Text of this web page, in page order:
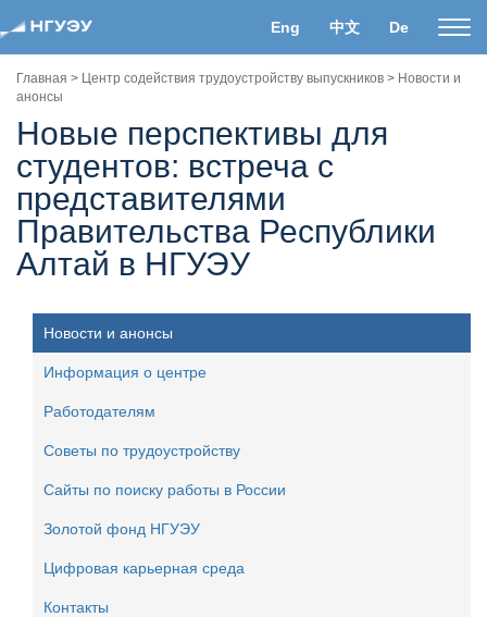
Eng 中文 De
Главная > Центр содействия трудоустройству выпускников > Новости и
анонсы
Новые перспективы для
студентов: встреча с
представителями
Правительства Республики
Алтай в НГУЭУ
Новости и анонсы
Информация о центре
Работодателям
Советы по трудоустройству
Сайты по поиску работы в России
Золотой фонд НГУЭУ
Цифровая карьерная среда
Контакты